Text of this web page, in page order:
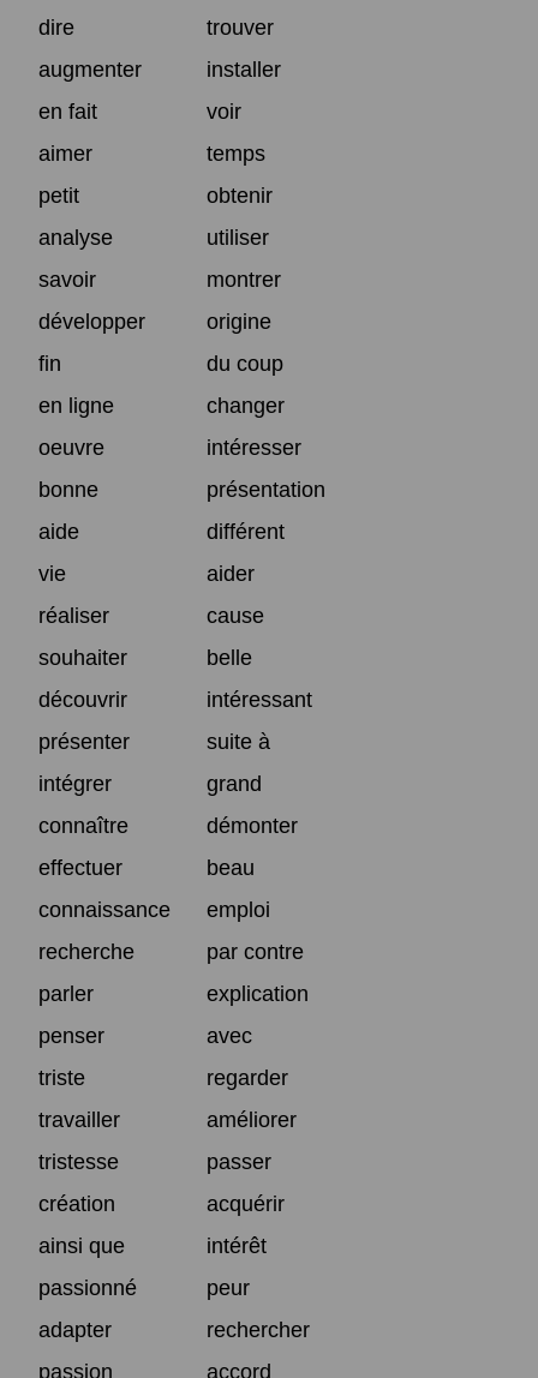
dire
trouver
augmenter
installer
en fait
voir
aimer
temps
petit
obtenir
analyse
utiliser
savoir
montrer
développer
origine
fin
du coup
en ligne
changer
oeuvre
intéresser
bonne
présentation
aide
différent
vie
aider
réaliser
cause
souhaiter
belle
découvrir
intéressant
présenter
suite à
intégrer
grand
connaître
démonter
effectuer
beau
connaissance
emploi
recherche
par contre
parler
explication
penser
avec
triste
regarder
travailler
améliorer
tristesse
passer
création
acquérir
ainsi que
intérêt
passionné
peur
adapter
rechercher
passion
accord